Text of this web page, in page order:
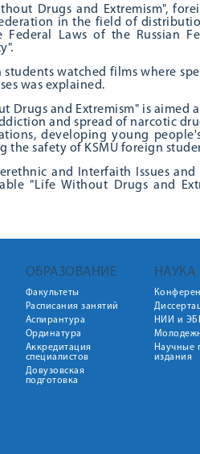
Drugs and Extremism",
in the field of
Laws of the Russian
watched films where
was explained.
Drugs and Extremism" is
and spread of narcotic
developing young
the safety of KSMU foreign
and Interfaith Issues
"Life Without Drugs and
ОБРАЗОВАНИЕ
Факультеты
Расписания занятий
Аспирантура
Ординатура
Аккредитация
специалистов
Довузовская
подготовка
НАУКА
НИИ и
Научные
издания